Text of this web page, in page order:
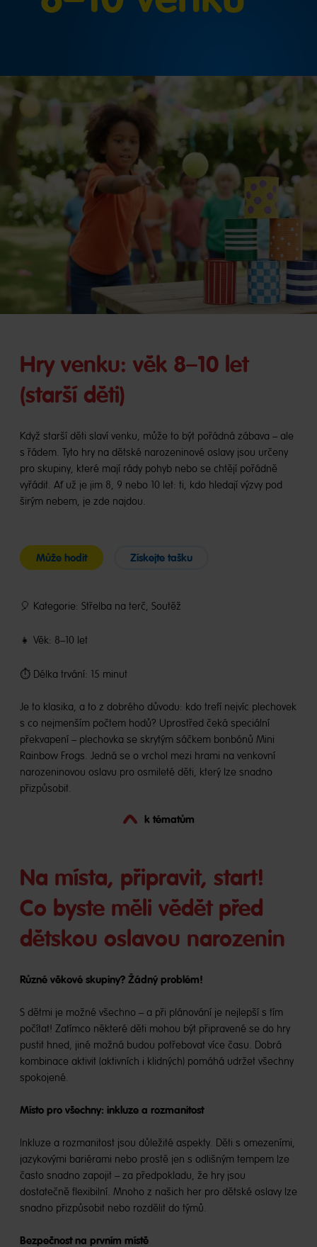
Hry venku: věk 8–10 let
(starší děti)
Když starší děti slaví venku, může to být pořádná zábava – ale
s řádem. Tyto hry na dětské narozeninové oslavy jsou určeny
pro skupiny, které mají rády pohyb nebo se chtějí pořádně
vyřádit. Ať už je jim 8, 9 nebo 10 let: ti, kdo hledají výzvy pod
širým nebem, je zde najdou.
Může hodit Získejte tašku
🎈 Kategorie: Střelba na terč, Soutěž
👧 Věk: 8–10 let
⏱️ Délka trvání: 15 minut
Je to klasika, a to z dobrého důvodu: kdo trefí nejvíc plechovek
s co nejmenším počtem hodů? Uprostřed čeká speciální
překvapení – plechovka se skrytým sáčkem bonbónů Mini
Rainbow Frogs. Jedná se o vrchol mezi hrami na venkovní
narozeninovou oslavu pro osmileté děti, který lze snadno
přizpůsobit.
k tématům
Na místa, připravit, start!
Co byste měli vědět před
dětskou oslavou narozenin
Různé věkové skupiny? Žádný problém!
S dětmi je možné všechno – a při plánování je nejlepší s tím
počítat! Zatímco některé děti mohou být připravené se do hry
pustit hned, jiné možná budou potřebovat více času. Dobrá
kombinace aktivit (aktivních i klidných) pomáhá udržet všechny
spokojené.
Místo pro všechny: inkluze a rozmanitost
Inkluze a rozmanitost jsou důležité aspekty. Děti s omezeními,
jazykovými bariérami nebo prostě jen s odlišným tempem lze
často snadno zapojit – za předpokladu, že hry jsou
dostatečně flexibilní. Mnoho z našich her pro dětské oslavy lze
snadno přizpůsobit nebo rozdělit do týmů.
Bezpečnost na prvním místě